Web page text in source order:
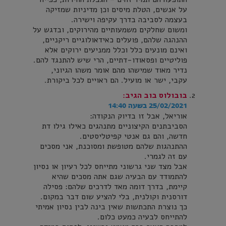
על אנשים, הטלת מיסים וכן מדיניות שמזיקה
בעצמה לסביבה בדרך עקיפה וישירה.
ומשום שחלקים משמעותיים מהירוקים, ובדגש על
ההנהגה שלהם, פועלים כאידאולוגיים ריקניים,
ואינם מונעים כלל וכלל ממניעים ירוקים אלא
פוליטיים ופסאודו-דתיים, הרי שיש להתנגד להם.
נדיר מאוד שמישהו מהם אומר משהו הגיוני,
עקבי, ישר או מועיל. הם ראויים לכל ביקורת.
בובולוס בוב הגיב:
25/02/2021 בשעה 14:40
אוריאל, אבל זו בדיוק הנקודה:
הסביבתנים הקיצוניים מתנהגים כאילו גילו דת
חדשה, והם גם אנטי קפיטליסטים.
ההתנהגות שלהם מטופשת ומסוכנת, אני מסכים
עם זה לגמרי.
אבל מצד שני גרשוני מתייחס לכל רעיון או נסיון
להתמודד עם הבעיה שגם אתה מסכים שהיא
קיימת, בדרך דומה מאד לדרכים שלהם: פסילה
דורסנית וקולנית, בלי להציע שום דבר במקום.
כך נוצרת התכתשות שאין בינה לבין נסיון אמיתי
להתייחס לבעיה כמעט כלום.